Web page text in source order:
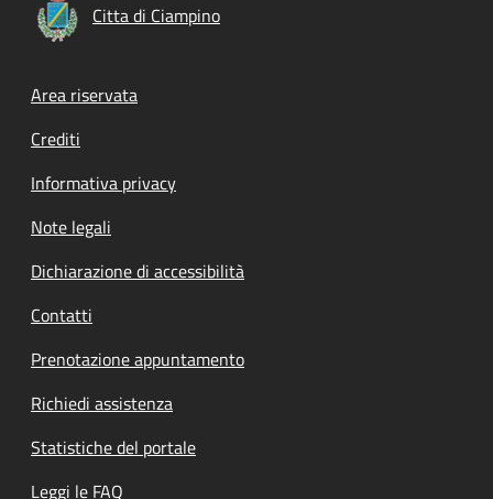
Citta di Ciampino
Footer menu
Area riservata
Crediti
Informativa privacy
Note legali
Dichiarazione di accessibilità
Contatti
Prenotazione appuntamento
Richiedi assistenza
Statistiche del portale
Leggi le FAQ